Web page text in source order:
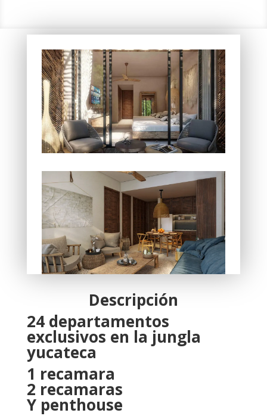
Descripción
24 departamentos
exclusivos en la jungla
yucateca
1 recamara
2 recamaras
Y penthouse